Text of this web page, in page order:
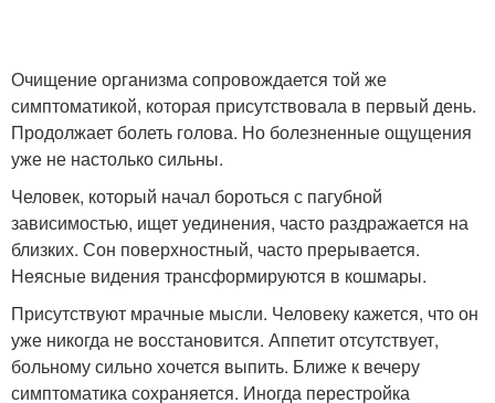
Очищение организма сопровождается той же
симптоматикой, которая присутствовала в первый день.
Продолжает болеть голова. Но болезненные ощущения
уже не настолько сильны.
Человек, который начал бороться с пагубной
зависимостью, ищет уединения, часто раздражается на
близких. Сон поверхностный, часто прерывается.
Неясные видения трансформируются в кошмары.
Присутствуют мрачные мысли. Человеку кажется, что он
уже никогда не восстановится. Аппетит отсутствует,
больному сильно хочется выпить. Ближе к вечеру
симптоматика сохраняется. Иногда перестройка